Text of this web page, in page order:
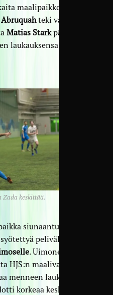
maalipaikkoja. Jo
teki vahvan
Matias Starkpääsi
laukauksensa
Zada keskittää.
siunaantui 16.
syötettyä pelivälineen
. Uimonen pääsi
HJS:n maalivahti sai
menneen laukauksen
korkeaa keskitystä